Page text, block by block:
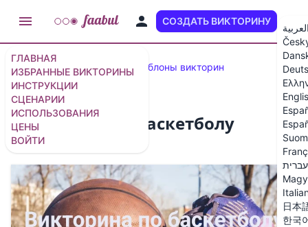
ГЛАВНАЯ
ИЗБРАННЫЕ ВИКТОРИНЫ
ИНСТРУКЦИИ
СЦЕНАРИИ
ИСПОЛЬЗОВАНИЯ
ЦЕНЫ
ВОЙТИ
СОЗДАТЬ ВИКТОРИНУ
עברית
日本
한국
Популярные викторины и шаблоны викторин
Викторина по баскетболу
15 вопросов